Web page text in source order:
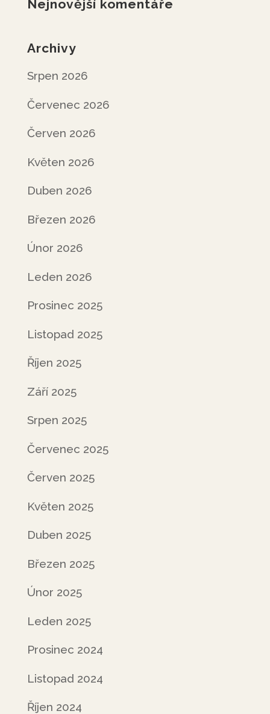
Nejnovější komentáře
Archivy
Srpen 2026
Červenec 2026
Červen 2026
Květen 2026
Duben 2026
Březen 2026
Únor 2026
Leden 2026
Prosinec 2025
Listopad 2025
Říjen 2025
Září 2025
Srpen 2025
Červenec 2025
Červen 2025
Květen 2025
Duben 2025
Březen 2025
Únor 2025
Leden 2025
Prosinec 2024
Listopad 2024
Říjen 2024